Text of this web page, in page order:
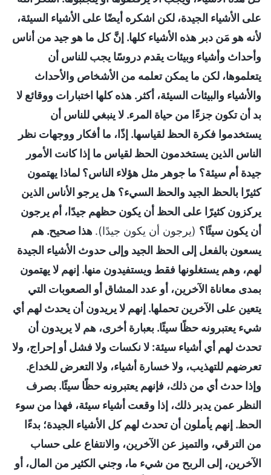
على الأشياء الجيدة، لكن اشكره أيضًا على الأشياء السيئة،
لأنه هو مَن دبر هذه الأشياء كلها. إنَّ كل ما هو جيد من أناس
وأحداث وأشياء وبيئات يقدم دروسًا يجب للناس أن
يتعلموها، لكن ما يمكن تعلمه من الأشخاص والأحداث
والأشياء والبيئات السيئة، أكثر. هذه كلها اختبارات ووقائع لا
بد أن تكون جزءًا من حياة المرء. لا ينبغي للناس أن
يستخدموا فكرة الحظ لقياسها. إذًا، ما أفكار ووجهات نظر
الناس الذين يستخدمون الحظ لقياس ما إذا كانت الأمور
جيدة أم سيئة؟ ما جوهر مثل هؤلاء الناس؟ لماذا يهتمون
كثيرًا بالحظ الجيد والحظ السيء؟ هل يرجو الأناس الذين
يركزون كثيرًا على الحظ أن يكون حظهم جيدًا، أم يرجون
أن يكون سيئًا؟ (يرجون أن يكون جيدًا). هذا صحيح. هم
يسعون بالفعل إلى الحظ الجيد وإلى حدوث الأشياء الجيدة
لهم، وهم يستغلونها فقط ويستفيدون منها. إنهم لا يهتمون
بمدى معاناة الآخرين، أو عدد المشاق أو الصعوبات التي
يتعين على الآخرين تحملها. إنهم لا يريدون أن يحدث لهم أي
شيء يعتبرونه حظًا سيئًا. بعبارة أخرى، هم لا يريدون أن
تحدث لهم أي أشياء سيئة: لا نكسات ولا فشل أو إحراج، ولا
تعرضهم للتهذيب، ولا خسارة أشياء، ولا التعرض للخداع.
وإذا حدث أي من ذلك، فإنهم يعتبرونه حظًا سيئًا. بصرف
النظر عمن يدبر ذلك، إذا وقعت أشياء سيئة، فهذا من سوء
الحظ. إنهم يأملون أن تحدث لهم كل الأشياء الجيدة؛ بدءًا
من الترقي، والتميز عن الآخرين، والانتفاع على حساب
الآخرين، إلى الربح من شيء ما، وجني الكثير من المال، أو